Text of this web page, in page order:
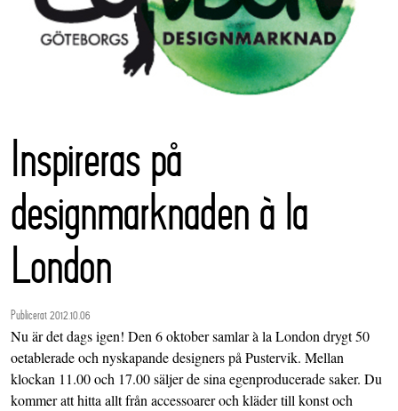
Inspireras på
designmarknaden à la
London
Publicerat 2012.10.06
Nu är det dags igen! Den 6 oktober samlar à la London drygt 50
oetablerade och nyskapande designers på Pustervik. Mellan
klockan 11.00 och 17.00 säljer de sina egenproducerade saker. Du
kommer att hitta allt från accessoarer och kläder till konst och